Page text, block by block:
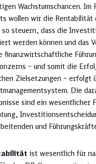
Wachstumschancen. Im
wollen wir die Rentabilität
steuern, dass die
werden können und das
– und somit die
Zielsetzungen – erfolgt
Die
sind ein wesentlicher
und
ist wesentlich für